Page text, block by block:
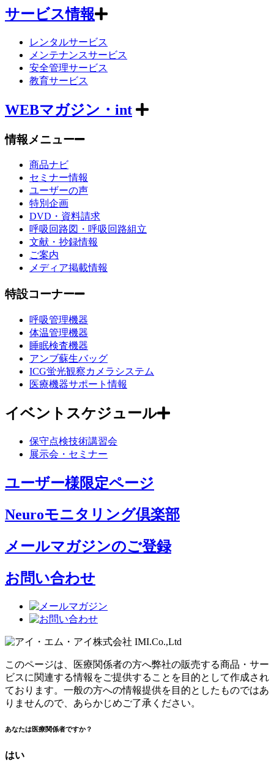
サービス情報
レンタルサービス
メンテナンスサービス
安全管理サービス
教育サービス
WEBマガジン・int
情報メニュー
商品ナビ
セミナー情報
ユーザーの声
特別企画
DVD・資料請求
呼吸回路図・呼吸回路組立
文献・抄録情報
ご案内
メディア掲載情報
特設コーナー
呼吸管理機器
体温管理機器
睡眠検査機器
アンブ蘇生バッグ
ICG蛍光観察カメラシステム
医療機器サポート情報
イベントスケジュール
保守点検技術講習会
展示会・セミナー
ユーザー様限定ページ
Neuroモニタリング倶楽部
メールマガジンのご登録
お問い合わせ
このページは、医療関係者の方へ弊社の販売する商品・サー
ビスに関連する情報をご提供することを目的として作成され
ております。一般の方への情報提供を目的としたものではあ
りませんので、あらかじめご了承ください。
あなたは医療関係者ですか？
はい